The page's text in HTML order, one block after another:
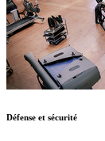
Défense et sécurité